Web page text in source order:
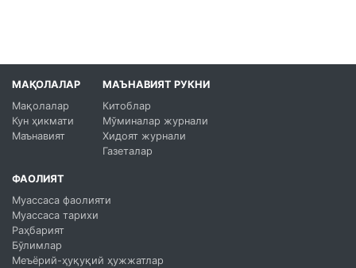
МАҚОЛАЛАР
Мақолалар
Кун ҳикмати
Маънавият
МАЪНАВИЯТ РУКНИ
Китоблар
Мўминалар журнали
Хидоят журнали
Газеталар
ФАОЛИЯТ
Муассаса фаолияти
Муассаса тарихи
Раҳбарият
Бўлимлар
Меъёрий-ҳуқуқий ҳужжатлар